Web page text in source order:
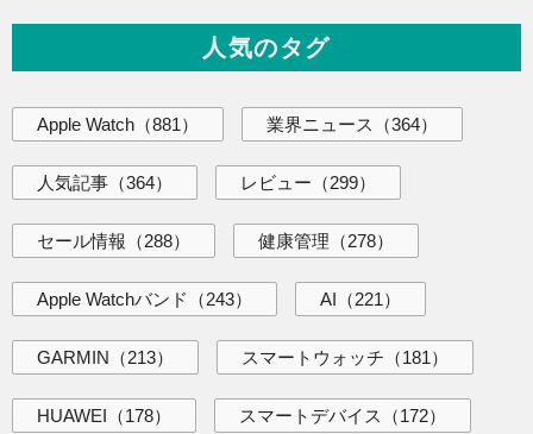
人気のタグ
Apple Watch （881） 業界ニュース （364）
人気記事 （364） レビュー （299）
セール情報 （288） 健康管理 （278）
Apple Watchバンド （243） AI （221）
GARMIN （213） スマートウォッチ （181）
HUAWEI （178） スマートデバイス （172）